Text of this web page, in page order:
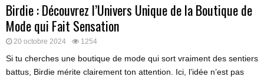
Birdie : Découvrez l’Univers Unique de la Boutique de
Mode qui Fait Sensation
20 octobre 2024 1254
Si tu cherches une boutique de mode qui sort vraiment des sentiers
battus, Birdie mérite clairement ton attention. Ici, l’idée n’est pas